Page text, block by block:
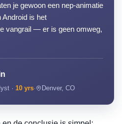
je gewoon een nep-animatie
Android is het
vangrail — er is geen omweg,
· 10 yrs· Denver, CO